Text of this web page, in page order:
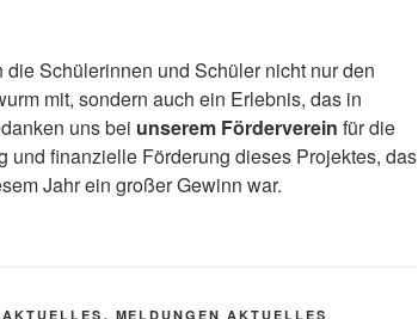
Schülerinnen und Schüler nicht nur den
mit, sondern auch ein Erlebnis, das in
uns bei unserem Förderverein für die
und finanzielle Förderung dieses Projektes, das
Jahr ein großer Gewinn war.
, MELDUNGEN AKTUELLES